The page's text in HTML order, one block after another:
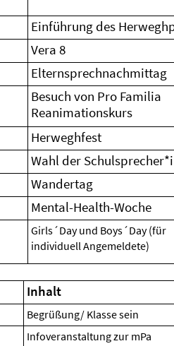
Einführung des
Vera 8
Elternsprechnachmittag
Besuch von Pro Familia
Reanimationskurs
Herweghfest
Wahl der
Wandertag
Mental-Health-Woche
Girls´Day und Boys´Day (für
individuell Angemeldete)
Inhalt
Begrüßung/ Klasse sein
Infoveranstaltung zur mPa